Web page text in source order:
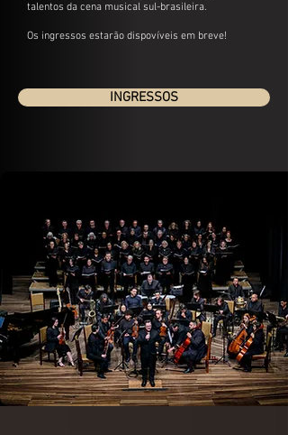
talentos da cena musical sul-brasileira.
Os ingressos estarão dispovíveis em breve!
INGRESSOS